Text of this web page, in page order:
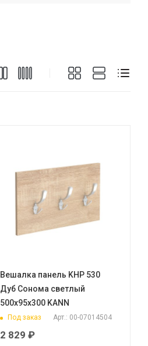
Вешалка панель KHP 530
Дуб Сонома светлый
500х95х300 KANN
Под заказ Арт.: 00-07014504
2 829 ₽